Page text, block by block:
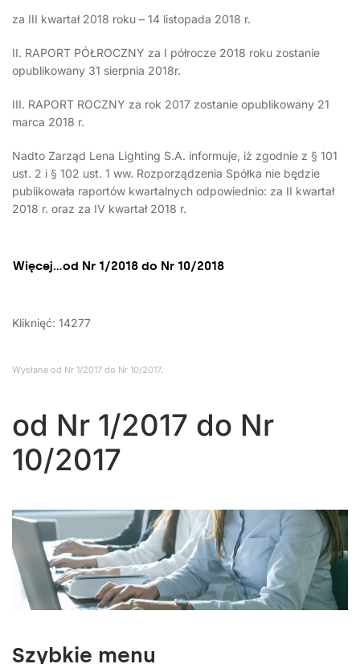
za III kwartał 2018 roku – 14 listopada 2018 r.
II. RAPORT PÓŁROCZNY za I półrocze 2018 roku zostanie
opublikowany 31 sierpnia 2018r.
III. RAPORT ROCZNY za rok 2017 zostanie opublikowany 21
marca 2018 r.
Nadto Zarząd Lena Lighting S.A. informuje, iż zgodnie z § 101
ust. 2 i § 102 ust. 1 ww. Rozporządzenia Spółka nie będzie
publikowała raportów kwartalnych odpowiednio: za II kwartał
2018 r. oraz za IV kwartał 2018 r.
Więcej…od Nr 1/2018 do Nr 10/2018
Kliknięć: 14277
Wysłane od Nr 1/2017 do Nr 10/2017.
od Nr 1/2017 do Nr
10/2017
Szybkie menu